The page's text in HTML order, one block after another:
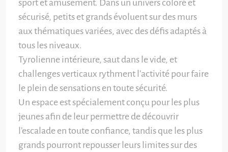
sport et amusement. Dans un univers coloré et
sécurisé, petits et grands évoluent sur des murs
aux thématiques variées, avec des défis adaptés à
tous les niveaux.
Tyrolienne intérieure, saut dans le vide, et
challenges verticaux rythment l’activité pour faire
le plein de sensations en toute sécurité.
Un espace est spécialement conçu pour les plus
jeunes afin de leur permettre de découvrir
l’escalade en toute confiance, tandis que les plus
grands pourront repousser leurs limites sur des